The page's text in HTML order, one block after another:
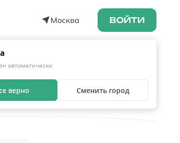
Москва ВОЙТИ
автоматически
верно Сменить город